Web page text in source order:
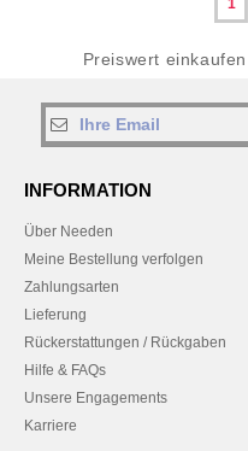
1
Preiswert
INFORMATION
Über Needen
Meine Bestellung verfolgen
Zahlungsarten
Lieferung
Rückerstattungen / Rückgaben
Hilfe & FAQs
Unsere Engagements
Karriere